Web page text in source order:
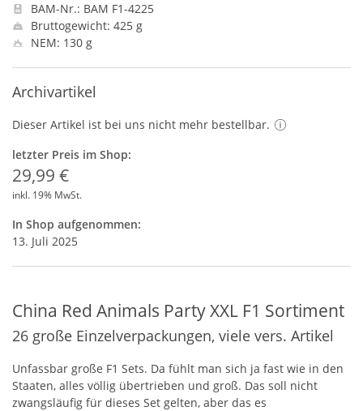
BAM-Nr.: BAM F1-4225
Bruttogewicht: 425 g
NEM: 130 g
Archivartikel
Dieser Artikel ist bei uns nicht mehr bestellbar.
letzter Preis im Shop:
29,99 €
inkl. 19% MwSt.
In Shop aufgenommen:
13. Juli 2025
China Red Animals Party XXL F1 Sortiment
26 große Einzelverpackungen, viele vers. Artikel
Unfassbar große F1 Sets. Da fühlt man sich ja fast wie in den
Staaten, alles völlig übertrieben und groß. Das soll nicht
zwangsläufig für dieses Set gelten, aber das es